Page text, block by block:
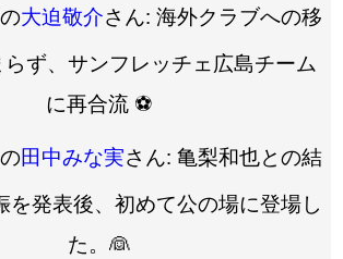
大迫敬介さん: 海外クラブへの移
ず、サンフレッチェ広島チーム
に再合流 ⚽️
田中みな実さん: 亀梨和也との結
を発表後、初めて公の場に登場し
た。👰